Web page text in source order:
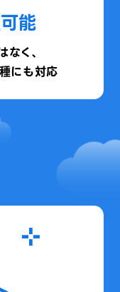
能
く、
にも対応